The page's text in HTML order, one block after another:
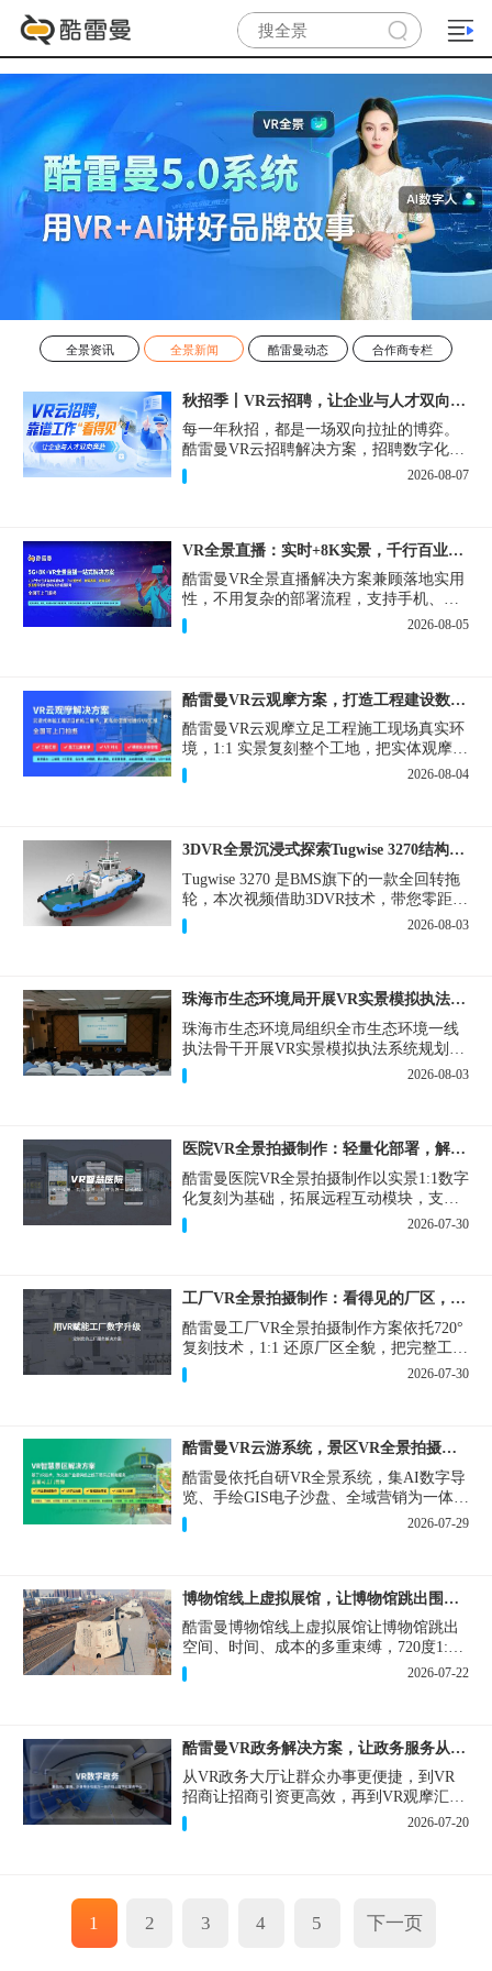
全景资讯 全景新闻 酷雷曼动态 合作商专栏
秋招季丨VR云招聘，让企业与人才双向奔赴！
每一年秋招，都是一场双向拉扯的博弈。
酷雷曼VR云招聘解决方案，招聘数字化的
实用工具，告别“信息博弈”，真正实现企
业与人才双向奔赴。
2026-08-07
VR全景直播：实时+8K实景，千行百业的数字化利器
酷雷曼VR全景直播解决方案兼顾落地实用
性，不用复杂的部署流程，支持手机、网
页多端访问，解决各行各业 “看得见、信
得过、降成本、提转化” 的实际难题。
2026-08-05
酷雷曼VR云观摩方案，打造工程建设数字化观摩新范式
酷雷曼VR云观摩立足工程施工现场真实环
境，1:1 实景复刻整个工地，把实体观摩会
完整搬到云端线上，兼顾线下实体观摩与
线上云观摩双重需求，为施工单位、建设
2026-08-04
3DVR全景沉浸式探索Tugwise 3270结构一览
Tugwise 3270 是BMS旗下的一款全回转拖
轮，本次视频借助3DVR技术，带您零距离
透视这艘拖轮的内外构造，沉浸式探索每
一处细节。
2026-08-03
珠海市生态环境局开展VR实景模拟执法专题培训
珠海市生态环境局组织全市生态环境一线
执法骨干开展VR实景模拟执法系统规划建
设和教学培训，持续推进科技赋能生态环
境执法，夯实队伍办案“基本功”。
2026-08-03
医院VR全景拍摄制作：轻量化部署，解决医患真实痛点
酷雷曼医院VR全景拍摄制作以实景1:1数字
化复刻为基础，拓展远程互动模块，支持
定制，轻量化搭建部署，可挂载在公众
号、官网等线上平台。
2026-07-30
工厂VR全景拍摄制作：看得见的厂区，省下来的成本
酷雷曼工厂VR全景拍摄制作方案依托720°
复刻技术，1:1 还原厂区全貌，把完整工厂
搬进手机、电脑大屏，既是工厂对外拓客
的数字化名片，也是内部管理、人员培训
2026-07-30
酷雷曼VR云游系统，景区VR全景拍摄制作一站式落地
酷雷曼依托自研VR全景系统，集AI数字导
览、手绘GIS电子沙盘、全域营销为一体，
打造从VR全景拍摄制作到成熟VR云游落
地案例。
2026-07-29
博物馆线上虚拟展馆，让博物馆跳出围墙让历史随处可及
酷雷曼博物馆线上虚拟展馆让博物馆跳出
空间、时间、成本的多重束缚，720度1:1
实景复刻的VR数字展厅，已经成为博物馆
数字化刚需新基建。
2026-07-22
酷雷曼VR政务解决方案，让政务服务从“看得见”开始
从VR政务大厅让群众办事更便捷，到VR
招商让招商引资更高效，再到VR观摩汇报
让政务成果更直观，酷雷曼VR政务解决方
案，解锁政务服务新体验，让服务从“看得
2026-07-20
1 2 3 4 5 下一页